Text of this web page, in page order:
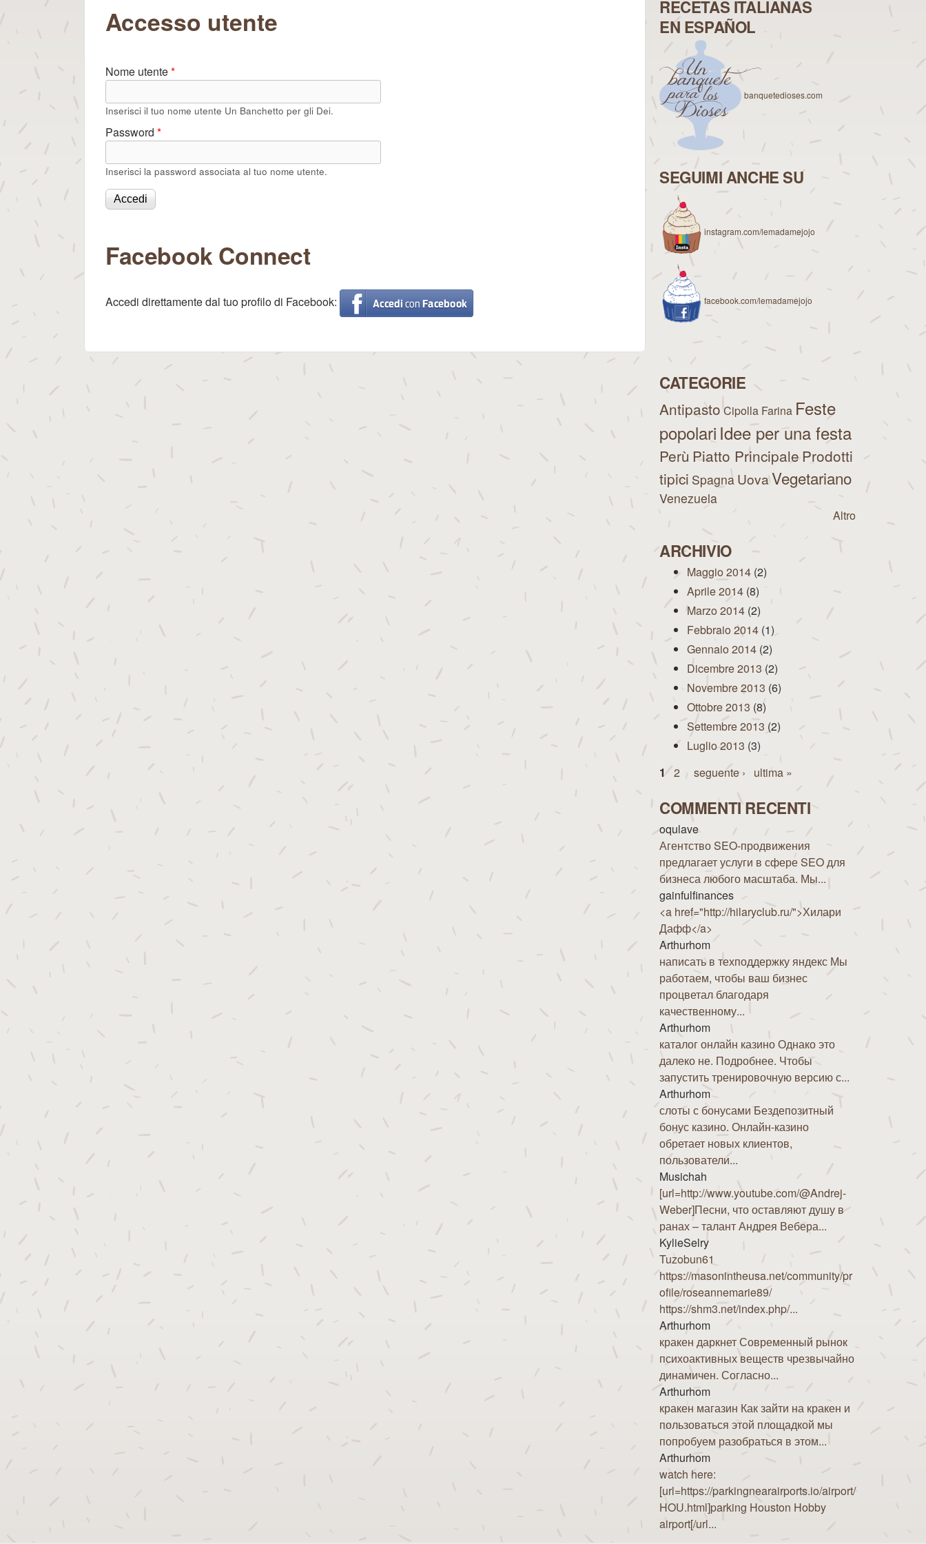
per gli Dei
Accesso utente
Nome utente*
Inserisci il tuo nome utente Un Banchetto per gli Dei.
Password *
Inserisci la password associata al tuo nome utente.
Facebook Connect
Accedi direttamente dal tuo profilo di Facebook:
RECETAS ITALIANAS
EN ESPAÑOL
banquetedioses.com
SEGUIMI ANCHE SU
instagram.com/lemadamejojo
facebook.com/lemadamejojo
CATEGORIE
Antipasto Cipolla Farina Feste
popolari Idee per una festa
Perù Piatto Principale Prodotti
tipici Spagna UovaVegetariano
Venezuela
Altro
ARCHIVIO
Maggio 2014 (2)
Aprile 2014 (8)
Marzo 2014 (2)
Febbraio 2014 (1)
Gennaio 2014 (2)
Dicembre 2013 (2)
Novembre 2013 (6)
Ottobre 2013 (8)
Settembre 2013 (2)
Luglio 2013 (3)
Pagine
1 2 seguente › ultima »
COMMENTI RECENTI
oqulave
Агентство SEO-продвижения
предлагает услуги в сфере SEO для
бизнеса любого масштаба. Мы...
gainfulfinances
<a href="http://hilaryclub.ru/">Хилари
Дафф</a>
Arthurhom
написать в техподдержку яндекс Мы
работаем, чтобы ваш бизнес
процветал благодаря
качественному...
Arthurhom
каталог онлайн казино Однако это
далеко не. Подробнее. Чтобы
запустить тренировочную версию с...
Arthurhom
слоты с бонусами Бездепозитный
бонус казино. Онлайн-казино
обретает новых клиентов,
пользователи...
Musichah
[url=http://www.youtube.com/@Andrej-
Weber]Песни, что оставляют душу в
ранах – талант Андрея Вебера...
KylieSelry
Tuzobun61
https://masonintheusa.net/community/pr
ofile/roseannemarie89/
https://shm3.net/index.php/...
Arthurhom
кракен даркнет Современный рынок
психоактивных веществ чрезвычайно
динамичен. Согласно...
Arthurhom
кракен магазин Как зайти на кракен и
пользоваться этой площадкой мы
попробуем разобраться в этом...
Arthurhom
watch here:
[url=https://parkingnearairports.io/airport/
HOU.html]parking Houston Hobby
airport[/url...